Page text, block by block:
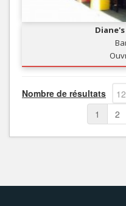
Nombre de résultats
1 2